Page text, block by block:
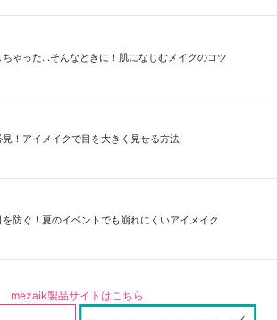
ちゃった...そんなときに！肌になじむメイクのコツ
見！アイメイクで目を大きく見せる方法
防ぐ！夏のイベントでも崩れにくいアイメイク
mezaik製品サイトはこちら